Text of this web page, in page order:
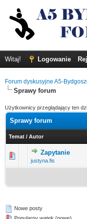
Witaj! Logowanie
Forum dyskusyjne A5-
Sprawy forum
Użytkownicy przeglądający ten
Sprawy forum
Temat / Autor
Zapytanie
justyna.fis
0 głosów -
Nowe posty